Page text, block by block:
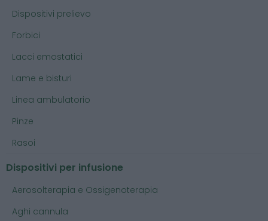
Dispositivi prelievo
Forbici
Lacci emostatici
Lame e bisturi
Linea ambulatorio
Pinze
Rasoi
Dispositivi per infusione
Aerosolterapia e Ossigenoterapia
Aghi cannula